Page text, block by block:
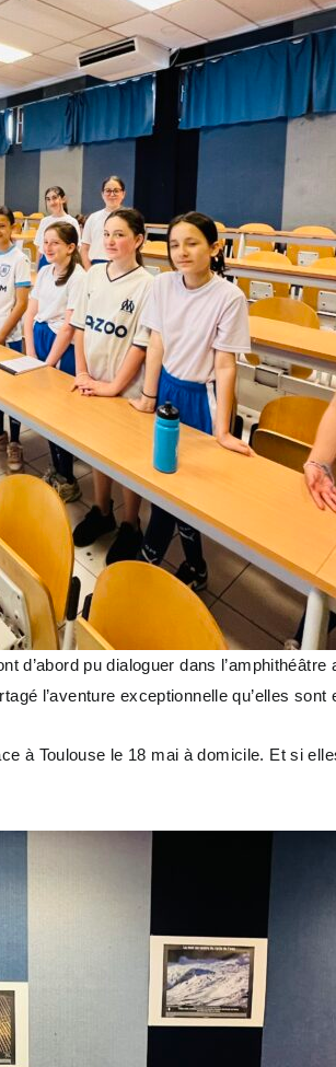
d’abord pu dialoguer dans
l’aventure exceptionnelle qu’elles
à Toulouse le 18 mai à domicile. Et si